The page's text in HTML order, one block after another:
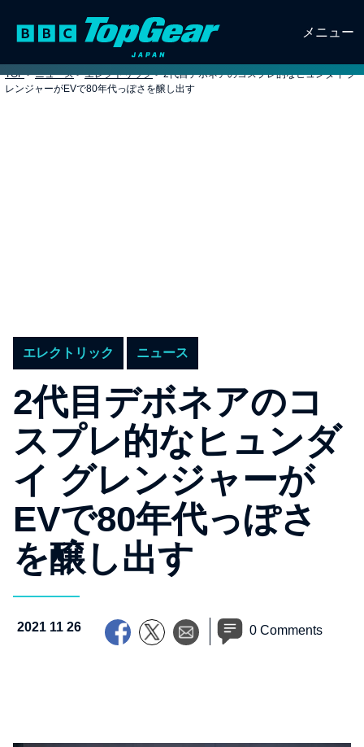
メニュー
TOP > ニュース > エレクトリック > 2代目デボネアのコスプレ的なヒュンダイ グ
レンジャーがEVで80年代っぽさを醸し出す
エレクトリック ニュース
2代目デボネアのコ
スプレ的なヒュンダ
イ グレンジャーが
EVで80年代っぽさ
を醸し出す
2021 11 26 0 Comments